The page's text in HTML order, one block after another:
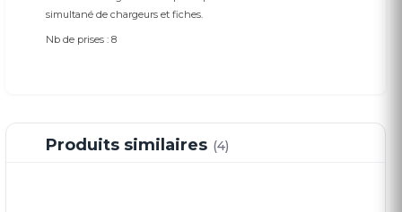
simultané de chargeurs et fiches.
Nb de prises : 8
Produits similaires (4)